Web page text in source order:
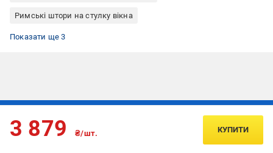
Римські штори на стулку вікна
Римські штори кріплення до стелі
Римські штори кріплення до стіни
Римські штори Rollotex
Показати ще 3
3 879 ₴/шт. КУПИТИ
Підписуйтесь, щоб дізнаватись першим про акції та пропозиції
ПІДПИСАТИСЯ